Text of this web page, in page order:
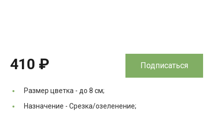
410 ₽ Подписаться
Размер цветка - до 8 см;
Назначение - Срезка/озеленение;